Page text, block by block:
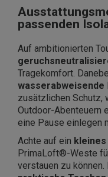
passenden
Auf ambitionierten
Tragekomfort.
wasserabweisende
zusätzlichen Schutz,
Outdoor-Abenteuern
eine Pause einlegen
Achte auf ein kleines
PrimaLoft®-Weste
verstauen zu